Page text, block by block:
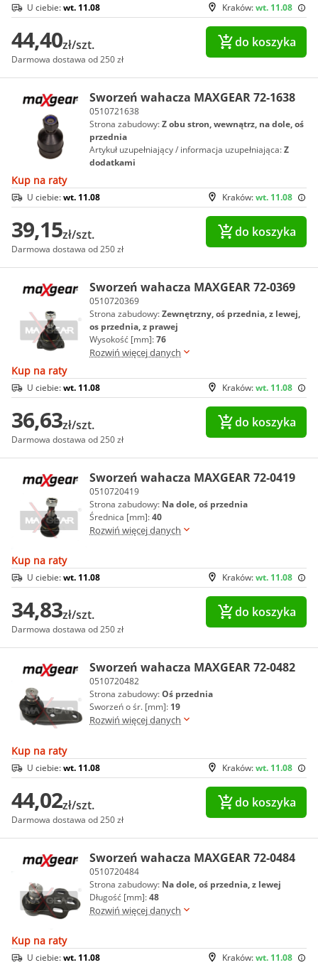
Kraków:wt. 11.08
U ciebie:wt. 11.08
44,40zł/szt.
Darmowa dostawa od 250 zł
do koszyka
Sworzeń wahacza MAXGEAR 72-1638
0510721638
Strona zabudowy:Z obu stron, wewnątrz, na dole, oś
przednia
Artykuł uzupełniający / informacja uzupełniająca:Z
dodatkami
Kup na raty
Kraków:wt. 11.08
U ciebie:wt. 11.08
39,15zł/szt.
Darmowa dostawa od 250 zł
do koszyka
Sworzeń wahacza MAXGEAR 72-0369
0510720369
Strona zabudowy:Zewnętrzny, oś przednia, z lewej,
os przednia, z prawej
Wysokość [mm]:76
Rozwiń więcej danych
Kup na raty
Kraków:wt. 11.08
U ciebie:wt. 11.08
36,63zł/szt.
Darmowa dostawa od 250 zł
do koszyka
Sworzeń wahacza MAXGEAR 72-0419
0510720419
Strona zabudowy: Na dole, oś przednia
Średnica [mm]:40
Rozwiń więcej danych
Kup na raty
Kraków:wt. 11.08
U ciebie:wt. 11.08
34,83zł/szt.
Darmowa dostawa od 250 zł
do koszyka
Sworzeń wahacza MAXGEAR 72-0482
0510720482
Strona zabudowy:Oś przednia
Sworzeń o śr. [mm]: 19
Rozwiń więcej danych
Kup na raty
Kraków:wt. 11.08
U ciebie:wt. 11.08
44,02zł/szt.
Darmowa dostawa od 250 zł
do koszyka
Sworzeń wahacza MAXGEAR 72-0484
0510720484
Strona zabudowy: Na dole, oś przednia, z lewej
Długość [mm]:48
Rozwiń więcej danych
Kup na raty
Kraków:wt. 11.08
U ciebie:wt. 11.08